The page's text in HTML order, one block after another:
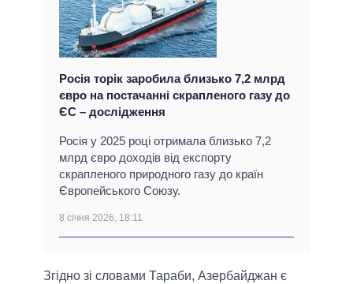
Росія торік заробила близько 7,2 млрд
євро на постачанні скрапленого газу до
ЄС – дослідження
Росія у 2025 році отримала близько 7,2
млрд євро доходів від експорту
скрапленого природного газу до країн
Європейського Союзу.
8 січня 2026, 18:11
Згідно зі словами Тараби, Азербайджан є